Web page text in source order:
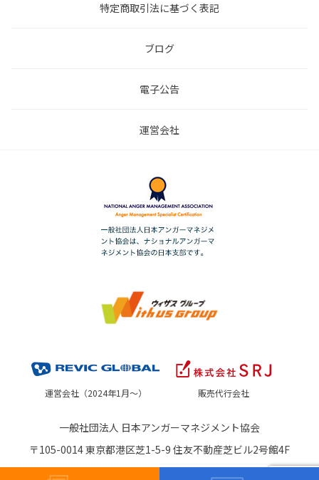
特定商取引法に基づく表記
ブログ
電子公告
運営会社
運営会社（2024年1月～） 販売代行会社
一般社団法人 日本アンガーマネジメント協会
〒105-0014 東京都港区芝1-5-9 住友不動産芝ビル2号館4F